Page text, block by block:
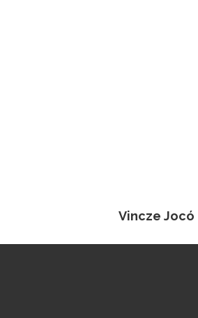
Vincze Jocó